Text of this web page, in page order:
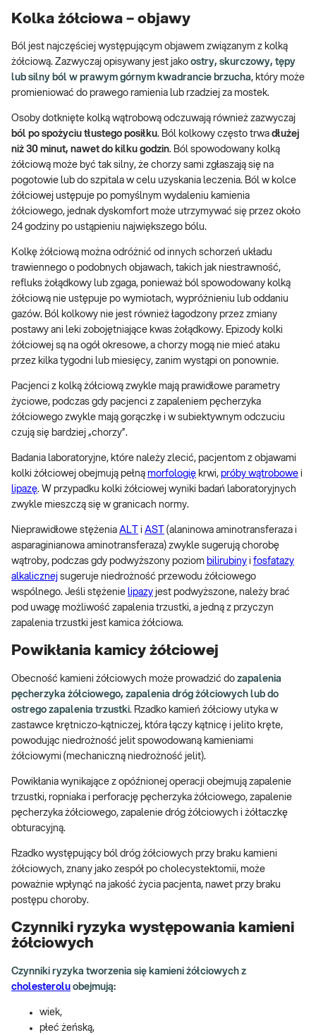
Kolka żółciowa – objawy
Ból jest najczęściej występującym objawem związanym z kolką
żółciową. Zazwyczaj opisywany jest jako ostry, skurczowy, tępy
lub silny ból w prawym górnym kwadrancie brzucha, który może
promieniować do prawego ramienia lub rzadziej za mostek.
Osoby dotknięte kolką wątrobową odczuwają również zazwyczaj
ból po spożyciu tłustego posiłku. Ból kolkowy często trwa dłużej
niż 30 minut, nawet do kilku godzin. Ból spowodowany kolką
żółciową może być tak silny, że chorzy sami zgłaszają się na
pogotowie lub do szpitala w celu uzyskania leczenia. Ból w kolce
żółciowej ustępuje po pomyślnym wydaleniu kamienia
żółciowego, jednak dyskomfort może utrzymywać się przez około
24 godziny po ustąpieniu największego bólu.
Kolkę żółciową można odróżnić od innych schorzeń układu
trawiennego o podobnych objawach, takich jak niestrawność,
refluks żołądkowy lub zgaga, ponieważ ból spowodowany kolką
żółciową nie ustępuje po wymiotach, wypróżnieniu lub oddaniu
gazów. Ból kolkowy nie jest również łagodzony przez zmiany
postawy ani leki zobojętniające kwas żołądkowy. Epizody kolki
żółciowej są na ogół okresowe, a chorzy mogą nie mieć ataku
przez kilka tygodni lub miesięcy, zanim wystąpi on ponownie.
Pacjenci z kolką żółciową zwykle mają prawidłowe parametry
życiowe, podczas gdy pacjenci z zapaleniem pęcherzyka
żółciowego zwykle mają gorączkę i w subiektywnym odczuciu
czują się bardziej „chorzy”.
Badania laboratoryjne, które należy zlecić, pacjentom z objawami
kolki żółciowej obejmują pełną morfologię krwi, próby wątrobowe i
lipazę. W przypadku kolki żółciowej wyniki badań laboratoryjnych
zwykle mieszczą się w granicach normy.
Nieprawidłowe stężenia ALT i AST
(alaninowa aminotransferaza i
asparaginianowa aminotransferaza) zwykle sugerują chorobę
wątroby, podczas gdy podwyższony poziom bilirubiny i fosfatazy
alkalicznej sugeruje niedrożność przewodu żółciowego
wspólnego. Jeśli stężenie lipazy jest podwyższone, należy brać
pod uwagę możliwość zapalenia trzustki, a jedną z przyczyn
zapalenia trzustki jest kamica żółciowa.
Powikłania kamicy żółciowej
Obecność kamieni żółciowych może prowadzić do zapalenia
pęcherzyka żółciowego, zapalenia dróg żółciowych lub do
ostrego zapalenia trzustki. Rzadko kamień żółciowy utyka w
zastawce krętniczo-kątniczej, która łączy kątnicę i jelito kręte,
powodując niedrożność jelit spowodowaną kamieniami
żółciowymi (mechaniczną niedrożność jelit).
Powikłania wynikające z opóźnionej operacji obejmują zapalenie
trzustki, ropniaka i perforację pęcherzyka żółciowego, zapalenie
pęcherzyka żółciowego, zapalenie dróg żółciowych i żółtaczkę
obturacyjną.
Rzadko występujący ból dróg żółciowych przy braku kamieni
żółciowych, znany jako zespół po cholecystektomii, może
poważnie wpłynąć na jakość życia pacjenta, nawet przy braku
postępu choroby.
Czynniki ryzyka występowania kamieni
żółciowych
Czynniki ryzyka tworzenia się kamieni żółciowych z
cholesterolu obejmują:
wiek,
płeć żeńską,